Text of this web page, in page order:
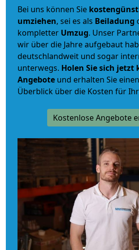
Bei uns können Sie
umziehen, sei es als Beiladung
kompletter Umzug. Unser
wir über die Jahre aufgebaut
deutschlandweit und sogar
unterwegs. Holen Sie sich jetzt
Angebote und erhalten Sie
Überblick über die Kosten für
Kostenlose Angebote